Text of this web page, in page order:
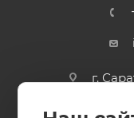
г.